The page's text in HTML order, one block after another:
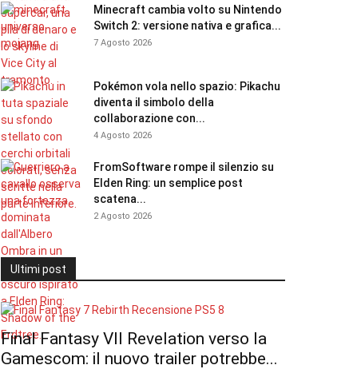
Minecraft cambia volto su Nintendo
Switch 2: versione nativa e grafica...
7 Agosto 2026
Pokémon vola nello spazio: Pikachu
diventa il simbolo della
collaborazione con...
4 Agosto 2026
FromSoftware rompe il silenzio su
Elden Ring: un semplice post
scatena...
2 Agosto 2026
Ultimi post
Final Fantasy VII Revelation verso la
Gamescom: il nuovo trailer potrebbe...